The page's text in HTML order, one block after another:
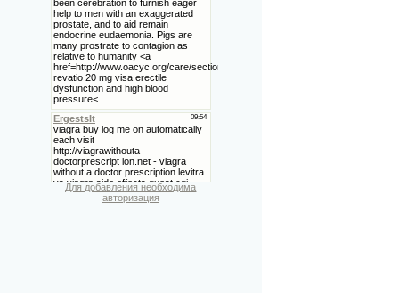
Для добавления необходима
авторизация